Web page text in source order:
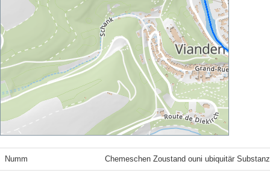
Numm Chemeschen Zoustand ouni ubiquitär